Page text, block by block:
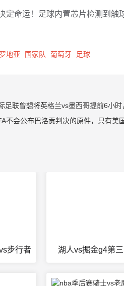
定命运！足球内置芯片检测到触
地亚 国家队 葡萄牙 足球
足联曾想将英格兰vs墨西哥提前6小
不会公布巴洛贡判决的原件，只有美
步行者 湖人vs掘金g4第